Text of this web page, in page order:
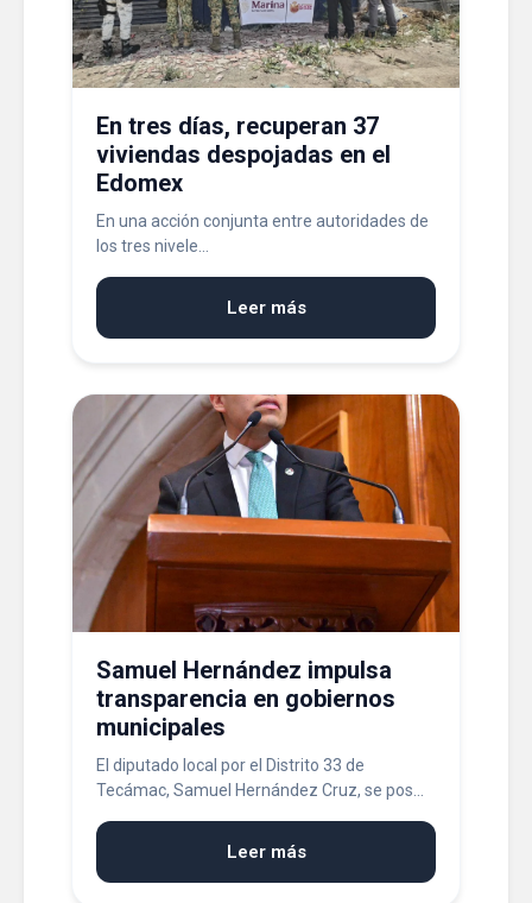
En tres días, recuperan 37
viviendas despojadas en el
Edomex
En una acción conjunta entre autoridades de
los tres nivele...
Leer más
Samuel Hernández impulsa
transparencia en gobiernos
municipales
El diputado local por el Distrito 33 de
Tecámac, Samuel Hernández Cruz, se pos...
Leer más